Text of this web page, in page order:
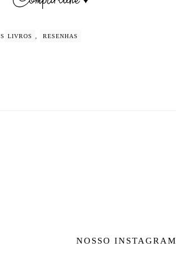
LIVROS RESENHAS
NOSSO INSTAGRAM